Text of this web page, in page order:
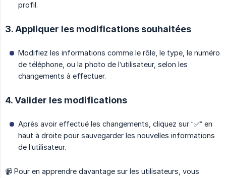
profil.
3. Appliquer les modifications souhaitées
Modifiez les informations comme le rôle, le type, le numéro
de téléphone, ou la photo de l’utilisateur, selon les
changements à effectuer.
4. Valider les modifications
Après avoir effectué les changements, cliquez sur “✅” en
haut à droite pour sauvegarder les nouvelles informations
de l’utilisateur.
📹 Pour en apprendre davantage sur les utilisateurs, vous